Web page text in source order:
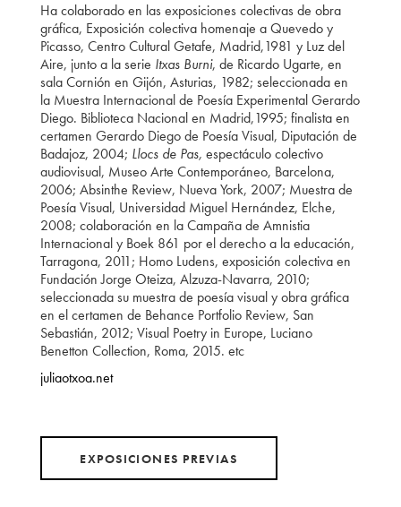
Ha colaborado en las exposiciones colectivas de obra
gráfica, Exposición colectiva homenaje a Quevedo y
Picasso, Centro Cultural Getafe, Madrid,1981 y Luz del
Aire, junto a la serie Itxas Burni, de Ricardo Ugarte, en
sala Cornión en Gijón, Asturias, 1982; seleccionada en
la Muestra Internacional de Poesía Experimental Gerardo
Diego. Biblioteca Nacional en Madrid,1995; finalista en
certamen Gerardo Diego de Poesía Visual, Diputación de
Badajoz, 2004; Llocs de Pas, espectáculo colectivo
audiovisual, Museo Arte Contemporáneo, Barcelona,
2006; Absinthe Review, Nueva York, 2007; Muestra de
Poesía Visual, Universidad Miguel Hernández, Elche,
2008; colaboración en la Campaña de Amnistia
Internacional y Boek 861 por el derecho a la educación,
Tarragona, 2011; Homo Ludens, exposición colectiva en
Fundación Jorge Oteiza, Alzuza-Navarra, 2010;
seleccionada su muestra de poesía visual y obra gráfica
en el certamen de Behance Portfolio Review, San
Sebastián, 2012; Visual Poetry in Europe, Luciano
Benetton Collection, Roma, 2015. etc
juliaotxoa.net
EXPOSICIONES PREVIAS